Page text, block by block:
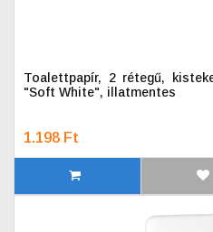
Toalettpapír, 2 rétegű,
"Soft White", illatmentes
1.198 Ft